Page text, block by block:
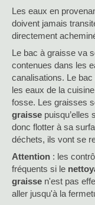
Les eaux en
doivent jamais
directement
Le bac à graisse va
contenues dans les
canalisations. Le
les eaux de la
fosse. Les graisses
graisse puisqu’elles
donc flotter à sa
déchets, ils vont se
Attention : les
fréquents si le
graisse n'est pas
aller jusqu'à la